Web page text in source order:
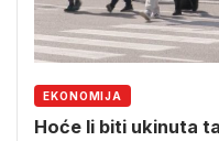
EKONOMIJA
Hoće li biti ukinuta